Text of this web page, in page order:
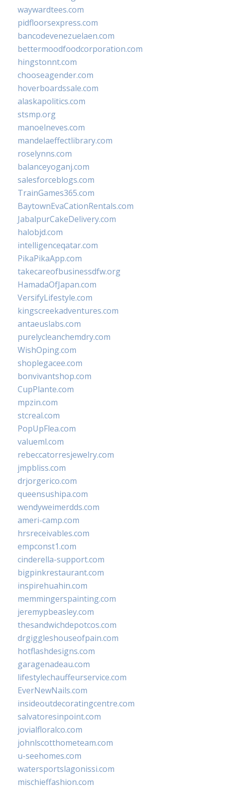
waywardtees.com
pidfloorsexpress.com
bancodevenezuelaen.com
bettermoodfoodcorporation.com
hingstonnt.com
chooseagender.com
hoverboardssale.com
alaskapolitics.com
stsmp.org
manoelneves.com
mandelaeffectlibrary.com
roselynns.com
balanceyoganj.com
salesforceblogs.com
TrainGames365.com
BaytownEvaCationRentals.com
JabalpurCakeDelivery.com
halobjd.com
intelligenceqatar.com
PikaPikaApp.com
takecareofbusinessdfw.org
HamadaOfJapan.com
VersifyLifestyle.com
kingscreekadventures.com
antaeuslabs.com
purelycleanchemdry.com
WishOping.com
shoplegacee.com
bonvivantshop.com
CupPlante.com
mpzin.com
stcreal.com
PopUpFlea.com
valueml.com
rebeccatorresjewelry.com
jmpbliss.com
drjorgerico.com
queensushipa.com
wendyweimerdds.com
ameri-camp.com
hrsreceivables.com
empconst1.com
cinderella-support.com
bigpinkrestaurant.com
inspirehuahin.com
memmingerspainting.com
jeremypbeasley.com
thesandwichdepotcos.com
drgiggleshouseofpain.com
hotflashdesigns.com
garagenadeau.com
lifestylechauffeurservice.com
EverNewNails.com
insideoutdecoratingcentre.com
salvatoresinpoint.com
jovialfloralco.com
johnlscotthometeam.com
u-seehomes.com
watersportslagonissi.com
mischieffashion.com